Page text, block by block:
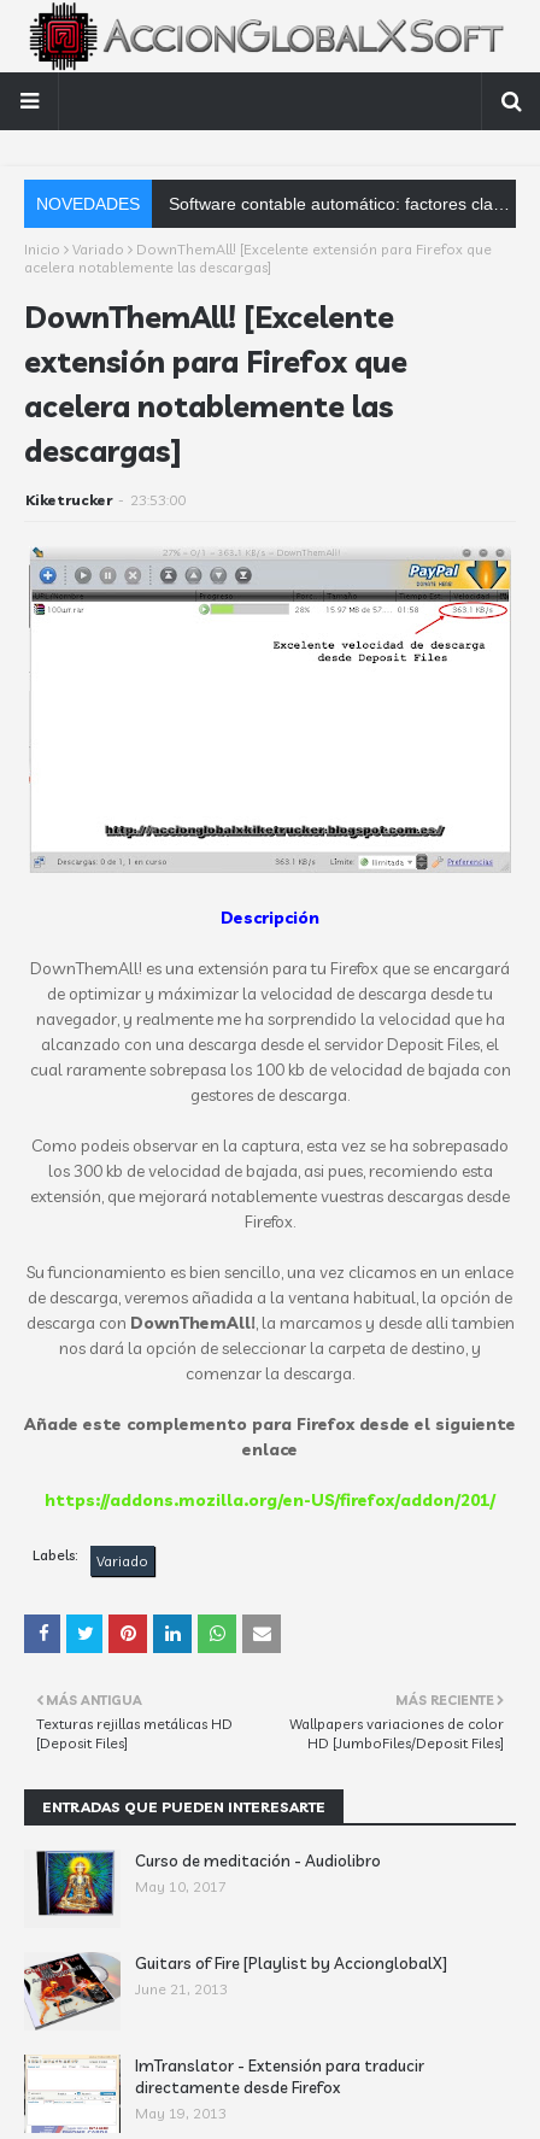
NOVEDADES Software contable automático: factores clave que debes analizar
Inicio Variado
DownThemAll! [Excelente extensión para Firefox que
acelera notablemente las descargas]
DownThemAll! [Excelente
extensión para Firefox que
acelera notablemente las
descargas]
Kiketrucker - 23:53:00
Descripción
DownThemAll! es una extensión para tu Firefox que se encargará
de optimizar y máximizar la velocidad de descarga desde tu
navegador, y realmente me ha sorprendido la velocidad que ha
alcanzado con una descarga desde el servidor Deposit Files, el
cual raramente sobrepasa los 100 kb de velocidad de bajada con
gestores de descarga.
Como podeis observar en la captura, esta vez se ha sobrepasado
los 300 kb de velocidad de bajada, asi pues, recomiendo esta
extensión, que mejorará notablemente vuestras descargas desde
Firefox.
Su funcionamiento es bien sencillo, una vez clicamos en un enlace
de descarga, veremos añadida a la ventana habitual, la opción de
descarga con DownThemAll!, la marcamos y desde alli tambien
nos dará la opción de seleccionar la carpeta de destino, y
comenzar la descarga.
Añade este complemento para Firefox desde el siguiente
enlace
https://addons.mozilla.org/en-US/firefox/addon/201/
Labels: Variado
MÁS RECIENTE
Wallpapers variaciones de color
HD [JumboFiles/Deposit Files]
MÁS ANTIGUA
Texturas rejillas metálicas HD
[Deposit Files]
ENTRADAS QUE PUEDEN INTERESARTE
Curso de meditación - Audiolibro
May 10, 2017
Guitars of Fire [Playlist by AccionglobalX]
June 21, 2013
ImTranslator - Extensión para traducir
directamente desde Firefox
May 19, 2013